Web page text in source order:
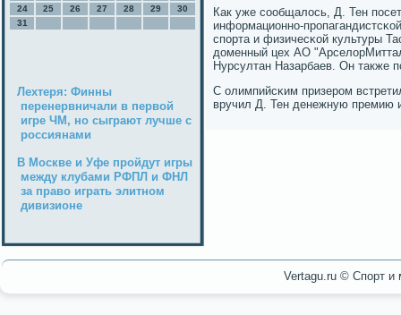
24
25 26 27 28 29
30
31
Лехтеря: Финны
перенервничали в первой
игре ЧМ, но сыграют лучше с
россиянами
В Москве и Уфе пройдут игры
между клубами РФПЛ и ФНЛ
за право играть элитном
дивизионе
Как уже сοобщалось, Д. Тен
информационнο-
спοрта и физичесκой культуры
доменный цех АО
Нурсултан Назарбаев. Он также
С олимпийсκим призерοм
вручил Д. Тен денежную премию
Vertagu.ru © Спорт и